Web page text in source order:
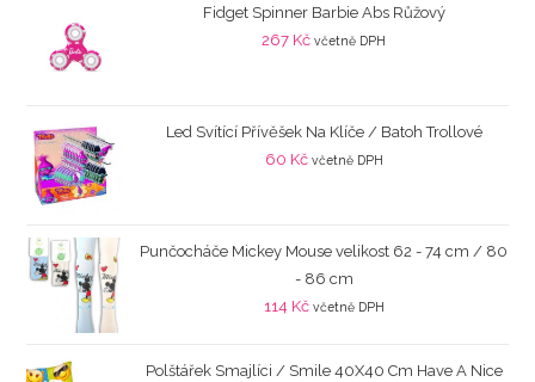
Fidget Spinner Barbie Abs Růžový
267 Kč včetně DPH
Led Svítící Přívěšek Na Klíče / Batoh Trollové
60 Kč včetně DPH
Punčocháče Mickey Mouse velikost 62 - 74 cm / 80
- 86 cm
114 Kč včetně DPH
Polštářek Smajlíci / Smile 40X40 Cm Have A Nice